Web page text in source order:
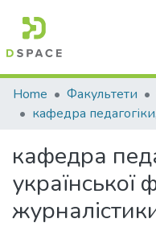
Communities &
All of DSpace
Home Факультети
кафедра
української